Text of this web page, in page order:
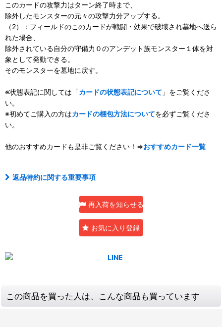
このカードの攻撃力はターン終了時まで、
除外したモンスターの元々の攻撃力分アップする。
（2）：フィールドのこのカードが戦闘・効果で破壊され墓地へ送ら
れた場合、
除外されている自分の守備力０のアンデット族モンスター１体を対
象として発動できる。
そのモンスターを墓地に戻す。
※状態表記に関しては「カードの状態表記について 」をご覧くださ
い。
※初めてご購入の方はカードの梱包方法についてを必ずご覧くださ
い。
他のおすすめカードも是非ご覧ください！⇒おすすめカード一覧
返品特約に関する重要事項
再入荷を知らせる
お気に入り登録
この商品を買った人は、こんな商品も買っています